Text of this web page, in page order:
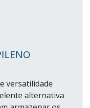
versatilidade
alternativa